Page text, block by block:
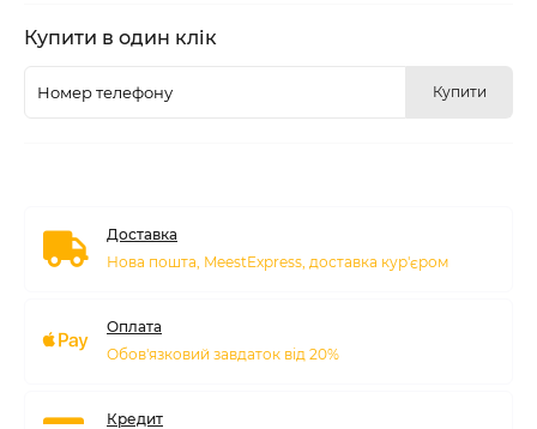
Купити в один клік
Купити
Доставка
Нова пошта, MeestExpress, доставка кур'єром
Оплата
Обов'язковий завдаток від 20%
Кредит